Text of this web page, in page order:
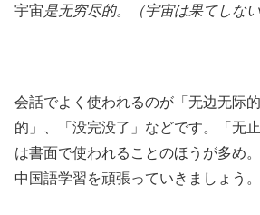
宇宙是无穷尽的。（宇宙は果てしない
会話でよく使われるのが「无边无际
的」、「没完没了」などです。「无
は書面で使われることのほうが多め
中国語学習を頑張っていきましょう。